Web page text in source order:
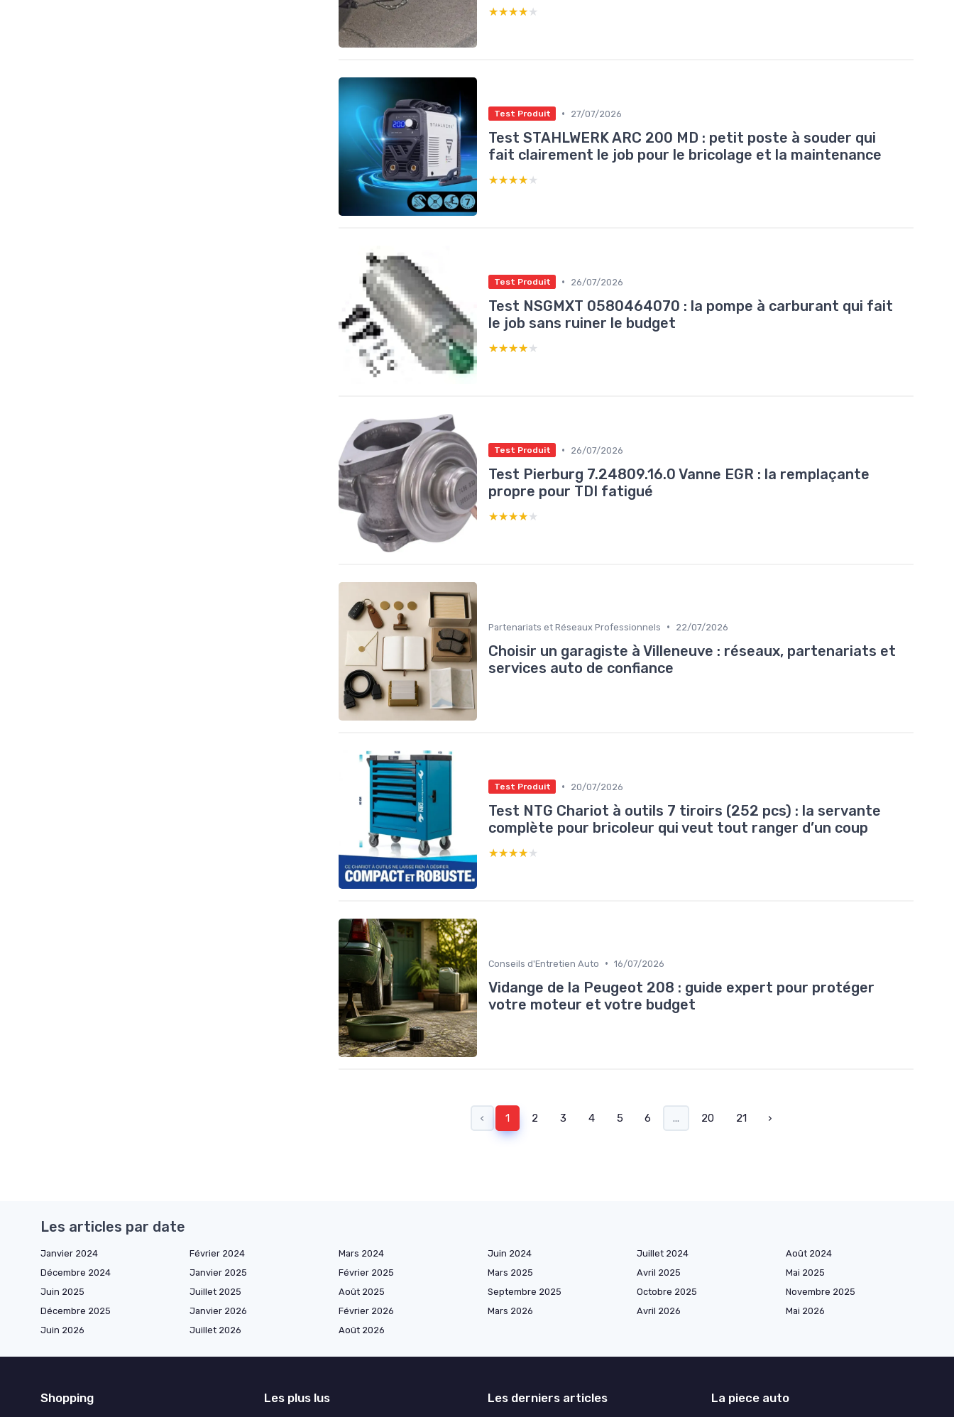
★★★★★
★★★★★
Test Produit • 27/07/2026
Test STAHLWERK ARC 200 MD : petit poste à souder qui
fait clairement le job pour le bricolage et la maintenance
★★★★★
★★★★★
Test Produit • 26/07/2026
Test NSGMXT 0580464070 : la pompe à carburant qui fait
le job sans ruiner le budget
★★★★★
★★★★★
Test Produit • 26/07/2026
Test Pierburg 7.24809.16.0 Vanne EGR : la remplaçante
propre pour TDI fatigué
★★★★★
★★★★★
Partenariats et Réseaux Professionnels • 22/07/2026
Choisir un garagiste à Villeneuve : réseaux, partenariats et
services auto de confiance
Test Produit • 20/07/2026
Test NTG Chariot à outils 7 tiroirs (252 pcs) : la servante
complète pour bricoleur qui veut tout ranger d’un coup
★★★★★
★★★★★
Conseils d'Entretien Auto • 16/07/2026
Vidange de la Peugeot 208 : guide expert pour protéger
votre moteur et votre budget
‹ 1 2 3 4 5 6 ... 20 21 ›
Les articles par date
Janvier 2024 Février 2024 Mars 2024 Juin 2024 Juillet 2024
Août 2024
Décembre 2024
Janvier 2025 Février 2025 Mars 2025 Avril 2025
Mai 2025
Juin 2025
Juillet 2025 Août 2025 Septembre 2025 Octobre 2025
Novembre 2025
Décembre 2025
Janvier 2026 Février 2026 Mars 2026 Avril 2026
Mai 2026
Juin 2026
Juillet 2026 Août 2026
Shopping Les plus lus Les derniers articles La piece auto